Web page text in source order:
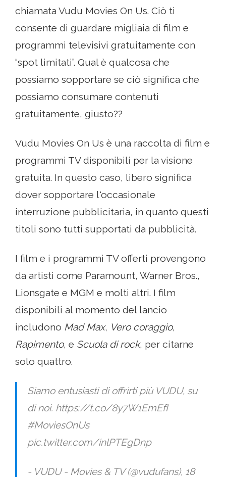
chiamata Vudu Movies On Us. Ciò ti
consente di guardare migliaia di film e
programmi televisivi gratuitamente con
“spot limitati”. Qual è qualcosa che
possiamo sopportare se ciò significa che
possiamo consumare contenuti
gratuitamente, giusto??
Vudu Movies On Us è una raccolta di film e
programmi TV disponibili per la visione
gratuita. In questo caso, libero significa
dover sopportare l'occasionale
interruzione pubblicitaria, in quanto questi
titoli sono tutti supportati da pubblicità.
I film e i programmi TV offerti provengono
da artisti come Paramount, Warner Bros.,
Lionsgate e MGM e molti altri. I film
disponibili al momento del lancio
includono Mad Max, Vero coraggio,
Rapimento, e Scuola di rock, per citarne
solo quattro.
Siamo entusiasti di offrirti più VUDU, su
di noi. https://t.co/8y7W1EmEfI
#MoviesOnUs
pic.twitter.com/inlPTEgDnp
- VUDU - Movies & TV (@vudufans), 18